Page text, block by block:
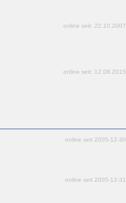
online seit: 22.10.2007
online seit: 12.08.2015
online seit 2005-12-30
online seit 2005-12-31